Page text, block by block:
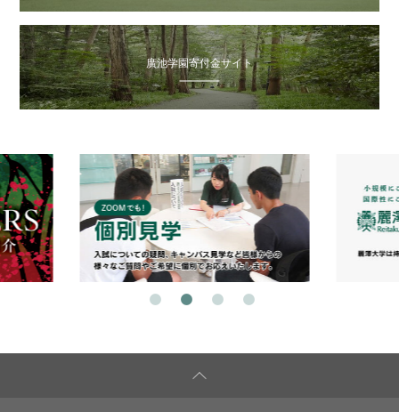
廣池学園寄付金サイト